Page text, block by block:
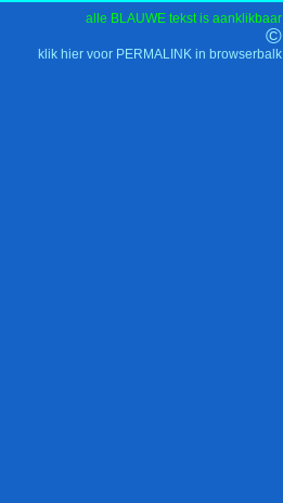
alle BLAUWE tekst is aanklikbaar
klik hier voor PERMALINK in browserbalk
©